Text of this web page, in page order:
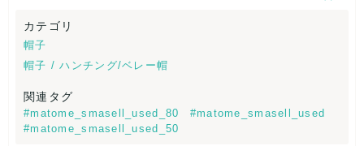
カテゴリ
帽子
帽子 / ハンチング/ベレー帽
関連タグ
#matome_smasell_used_80
#matome_smasell_used
#matome_smasell_used_50